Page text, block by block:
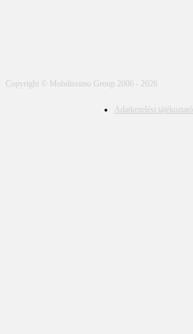
Copyright © Mobilissimo Group 2006 - 2026
Adatkezelési tájékoztató